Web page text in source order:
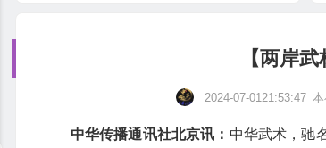
【两岸
2024-07-0121:53:47
中华传播通讯社北京讯： 中华武术，驰